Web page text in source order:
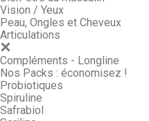
Vision / Yeux
Peau, Ongles et Cheveux
Articulations
Compléments - Longline
Nos Packs : économisez !
Probiotiques
Spiruline
Safrabiol